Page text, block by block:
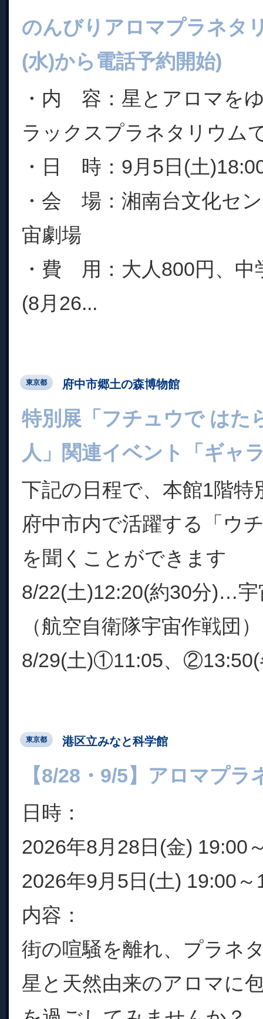
のんびりアロマプラネタ
(水)から電話予約開始)
・内 容：星とアロマを
ラックスプラネタリウム
・日 時：9月5日(土
・会 場：湘南台文化セ
宙劇場
・費 用：大人800円、中
(8月26...
東京都 府中市郷土の森博物館
特別展「フチュウで はた
人」関連イベント「ギャ
下記の日程で、本館1階特
府中市内で活躍する「ウ
を聞くことができます
8/22(土)12:20(約30分)…
（航空自衛隊宇宙作戦団）
8/29(土)①11:05、②13:50(
東京都 港区立みなと科学館
【8/28・9/5】アロマプラ
日時：
2026年8月28日(金) 19:00
2026年9月5日(土) 19:00～
内容：
街の喧騒を離れ、プラネ
星と天然由来のアロマに